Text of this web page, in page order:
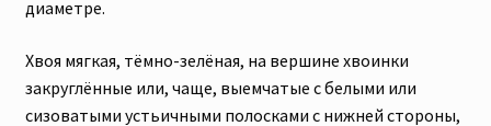
диаметре.
Хвоя мягкая, тёмно-зелёная, на вершине хвоинки
закруглённые или, чаще, выемчатые с белыми или
сизоватыми устьичными полосками с нижней стороны,